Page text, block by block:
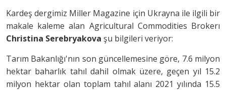
Kardeş dergimiz Miller Magazine için Ukrayna ile ilgili bir
makale kaleme alan Agricultural Commodities Brokerı
Christina Serebryakova şu bilgileri veriyor:
Tarım Bakanlığı'nın son güncellemesine göre, 7.6 milyon
hektar baharlık tahıl dahil olmak üzere, geçen yıl 15.2
milyon hektar olan toplam tahıl alanı 2021 yılında 15.5